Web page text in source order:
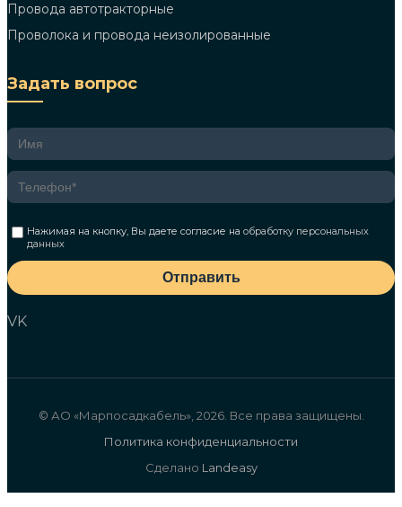
Провода автотракторные
Проволока и провода неизолированные
Задать вопрос
Нажимая на кнопку, Вы даете согласие наобработку персональных
данных
Отправить
VK
© АО «Марпосадкабель», 2026. Все права защищены.
Политика конфиденциальности
Сделано Landeasy